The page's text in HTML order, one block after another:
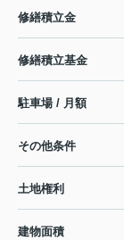
修繕積立金
修繕積立基金
駐車場 / 月額
その他条件
土地権利
建物面積